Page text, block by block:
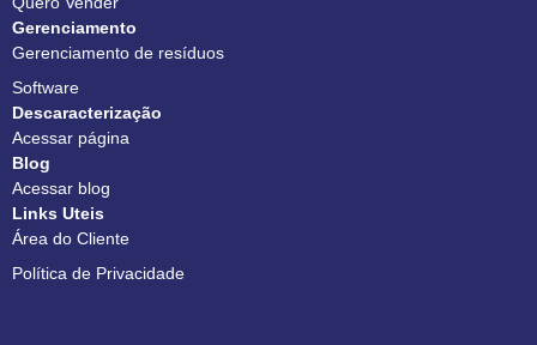
Gerenciamento
Gerenciamento de resíduos
Software
Descaracterização
Acessar página
Blog
Acessar blog
Links Uteis
Área do Cliente
Política de Privacidade